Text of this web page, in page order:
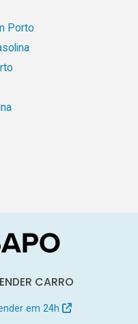
Porto
CARRO
em 24h